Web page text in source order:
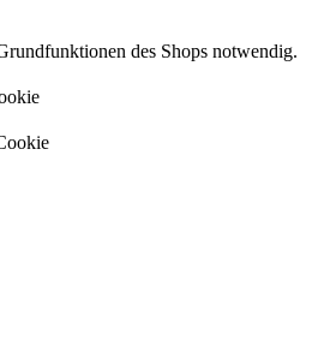
des Shops notwendig.